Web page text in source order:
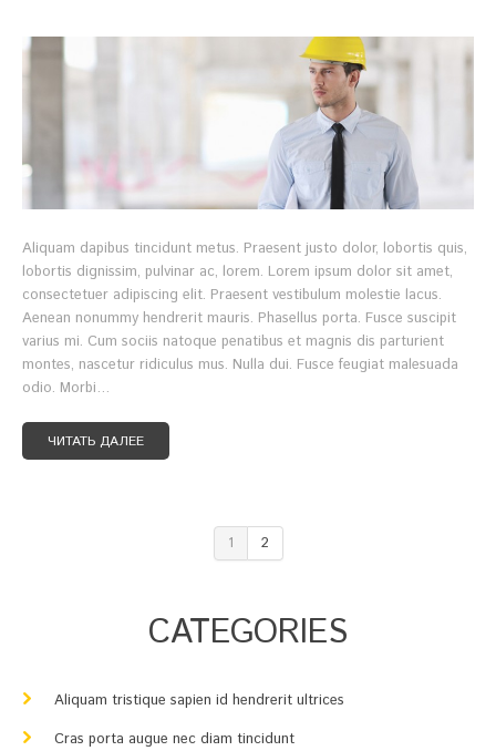
Aliquam dapibus tincidunt metus. Praesent justo dolor, lobortis quis,
lobortis dignissim, pulvinar ac, lorem. Lorem ipsum dolor sit amet,
consectetuer adipiscing elit. Praesent vestibulum molestie lacus.
Aenean nonummy hendrerit mauris. Phasellus porta. Fusce suscipit
varius mi. Cum sociis natoque penatibus et magnis dis parturient
montes, nascetur ridiculus mus. Nulla dui. Fusce feugiat malesuada
odio. Morbi…
ЧИТАТЬ ДАЛЕЕ
1 2
СATEGORIES
Aliquam tristique sapien id hendrerit ultrices
Cras porta augue nec diam tincidunt